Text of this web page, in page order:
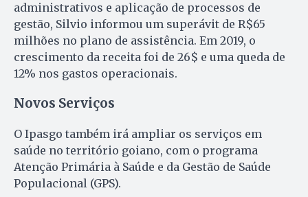
administrativos e aplicação de processos de
gestão, Silvio informou um superávit de R$65
milhões no plano de assistência. Em 2019, o
crescimento da receita foi de 26$ e uma queda de
12% nos gastos operacionais.
Novos Serviços
O Ipasgo também irá ampliar os serviços em
saúde no território goiano, com o programa
Atenção Primária à Saúde e da Gestão de Saúde
Populacional (GPS).